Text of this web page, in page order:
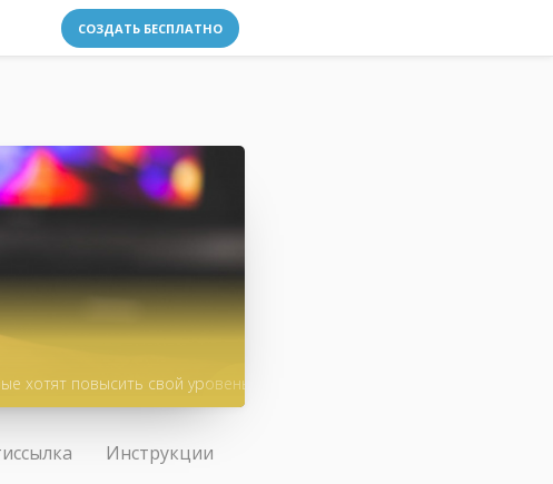
СОЗДАТЬ БЕСПЛАТНО
хотят повысить свой уровень
Инструкции